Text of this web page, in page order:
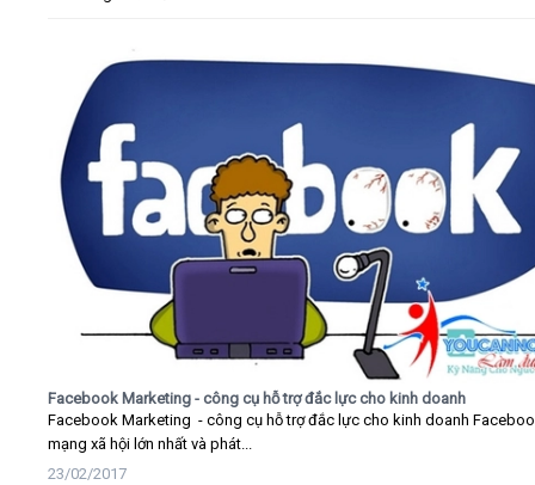
Facebook Marketing - công cụ hỗ trợ đắc lực cho kinh doanh
Facebook Marketing - công cụ hỗ trợ đắc lực cho kinh doanh
mạng xã hội lớn nhất và phát...
23/02/2017